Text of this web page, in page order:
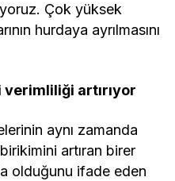
Çok yüksek
hurdaya ayrılmasını
artırıyor
aynı zamanda
artıran birer
olduğunu ifade eden